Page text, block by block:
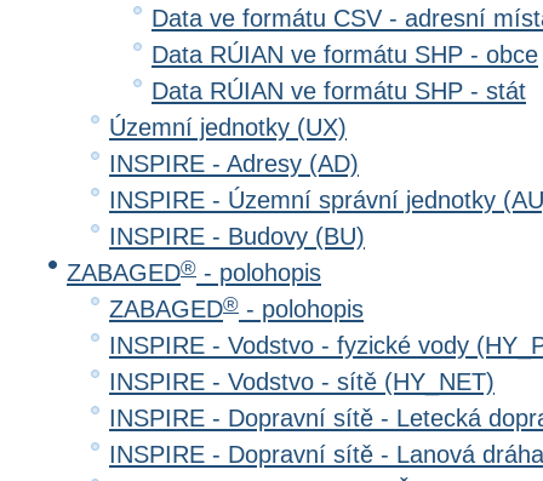
Data ve formátu CSV - adresní
Data RÚIAN ve formátu SHP - obce
Data RÚIAN ve formátu SHP - stát
Územní jednotky (UX)
INSPIRE - Adresy (AD)
INSPIRE - Územní správní jednotky
INSPIRE - Budovy (BU)
ZABAGED® - polohopis
ZABAGED® - polohopis
INSPIRE - Vodstvo - fyzické vody
INSPIRE - Vodstvo - sítě (HY_NET)
INSPIRE - Dopravní sítě - Letecká
INSPIRE - Dopravní sítě - Lanová